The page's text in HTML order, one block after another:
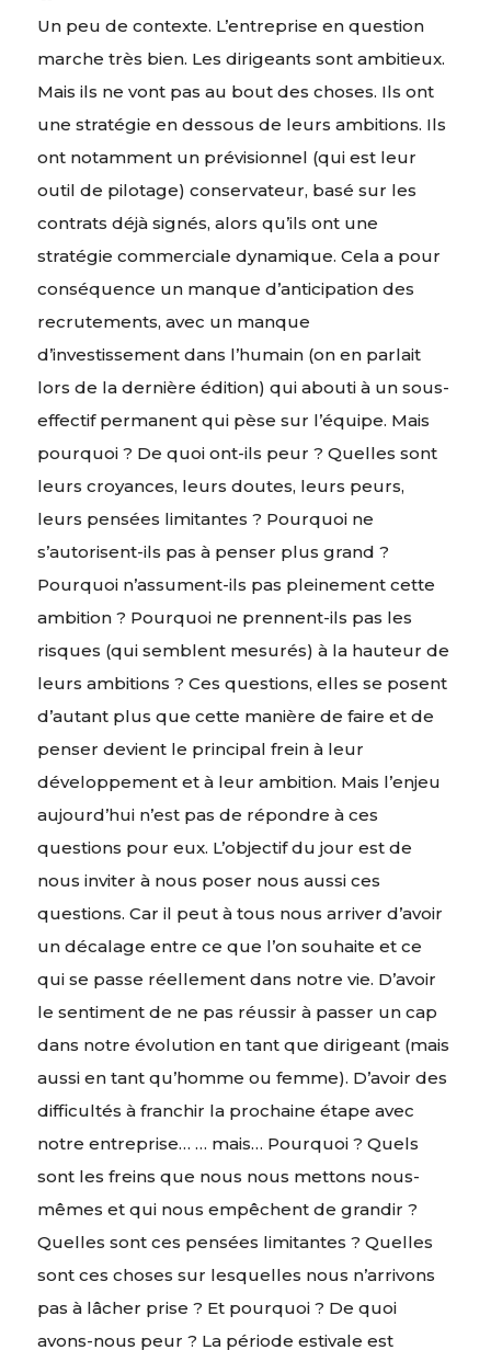
Un peu de contexte. L’entreprise en question
marche très bien. Les dirigeants sont ambitieux.
Mais ils ne vont pas au bout des choses. Ils ont
une stratégie en dessous de leurs ambitions. Ils
ont notamment un prévisionnel (qui est leur
outil de pilotage) conservateur, basé sur les
contrats déjà signés, alors qu’ils ont une
stratégie commerciale dynamique. Cela a pour
conséquence un manque d’anticipation des
recrutements, avec un manque
d’investissement dans l’humain (on en parlait
lors de la dernière édition) qui abouti à un sous-
effectif permanent qui pèse sur l’équipe. Mais
pourquoi ? De quoi ont-ils peur ? Quelles sont
leurs croyances, leurs doutes, leurs peurs,
leurs pensées limitantes ? Pourquoi ne
s’autorisent-ils pas à penser plus grand ?
Pourquoi n’assument-ils pas pleinement cette
ambition ? Pourquoi ne prennent-ils pas les
risques (qui semblent mesurés) à la hauteur de
leurs ambitions ? Ces questions, elles se posent
d’autant plus que cette manière de faire et de
penser devient le principal frein à leur
développement et à leur ambition. Mais l’enjeu
aujourd’hui n’est pas de répondre à ces
questions pour eux. L’objectif du jour est de
nous inviter à nous poser nous aussi ces
questions. Car il peut à tous nous arriver d’avoir
un décalage entre ce que l’on souhaite et ce
qui se passe réellement dans notre vie. D’avoir
le sentiment de ne pas réussir à passer un cap
dans notre évolution en tant que dirigeant (mais
aussi en tant qu’homme ou femme). D’avoir des
difficultés à franchir la prochaine étape avec
notre entreprise… … mais… Pourquoi ? Quels
sont les freins que nous nous mettons nous-
mêmes et qui nous empêchent de grandir ?
Quelles sont ces pensées limitantes ? Quelles
sont ces choses sur lesquelles nous n’arrivons
pas à lâcher prise ? Et pourquoi ? De quoi
avons-nous peur ? La période estivale est